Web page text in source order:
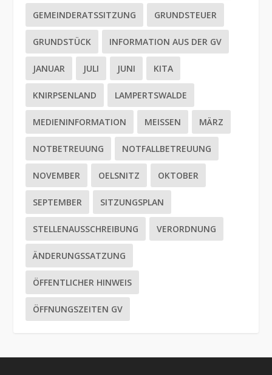
GEMEINDERATSSITZUNG GRUNDSTEUER
GRUNDSTÜCK INFORMATION AUS DER GV
JANUAR JULI JUNI KITA
KNIRPSENLAND LAMPERTSWALDE
MEDIENINFORMATION MEISSEN MÄRZ
NOTBETREUUNG NOTFALLBETREUUNG
NOVEMBER OELSNITZ OKTOBER
SEPTEMBER SITZUNGSPLAN
STELLENAUSSCHREIBUNG VERORDNUNG
ÄNDERUNGSSATZUNG
ÖFFENTLICHER HINWEIS
ÖFFNUNGSZEITEN GV